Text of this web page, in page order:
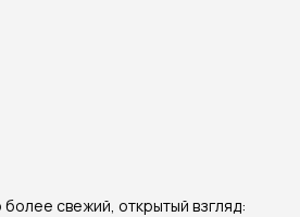
свежий, открытый взгляд: